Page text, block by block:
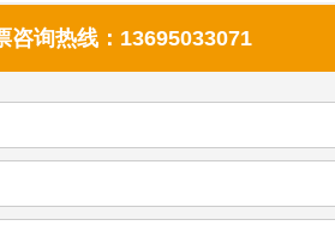
咨询热线：13695033071